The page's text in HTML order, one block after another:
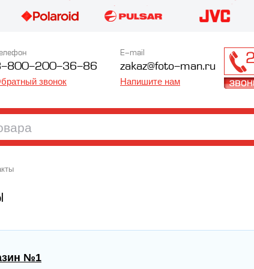
800-200-36-86
звонок
E-mail
zakaz@foto-man.ru
Напишите нам
№1